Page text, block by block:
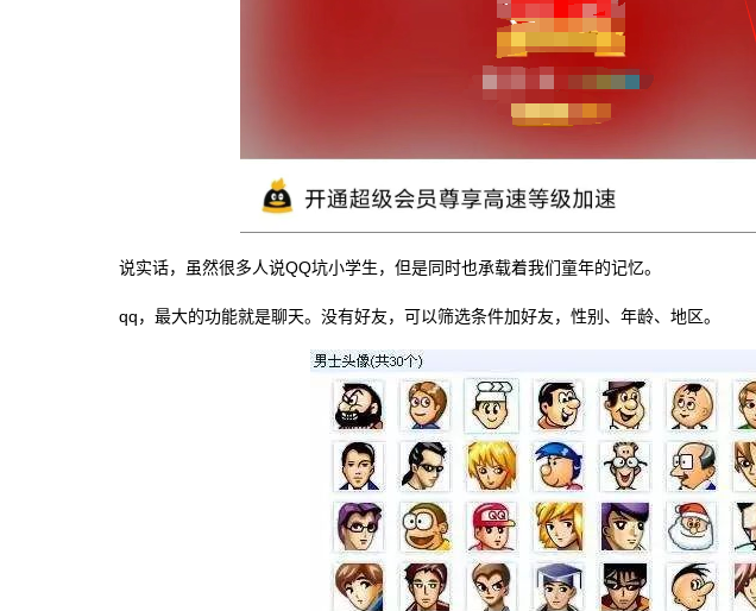
说实话，虽然很多人说QQ坑小学生，但是同时也承载着我们童年的记忆。
qq，最大的功能就是聊天。没有好友，可以筛选条件加好友，性别、年龄、地区。